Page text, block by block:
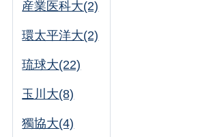
産業医科大(2)
環太平洋大(2)
琉球大(22)
玉川大(8)
獨協大(4)